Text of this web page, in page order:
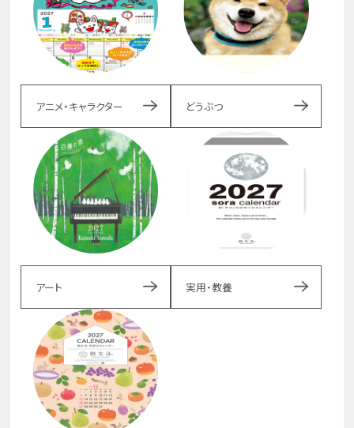
アニメ・キャラクター どうぶつ
アート 実用・教養